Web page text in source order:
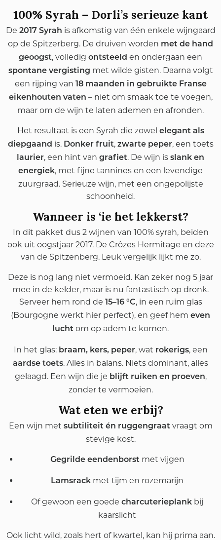
100% Syrah – Dorli’s serieuze kant
De 2017 Syrah is afkomstig van één enkele wijngaard
op de Spitzerberg. De druiven worden met de hand
geoogst, volledig ontsteeld en ondergaan een
spontane vergisting met wilde gisten. Daarna volgt
een rijping van 18 maanden in gebruikte Franse
eikenhouten vaten – niet om smaak toe te voegen,
maar om de wijn te laten ademen en afronden.
Het resultaat is een Syrah die zowel elegant als
diepgaand is. Donker fruit, zwarte peper, een toets
laurier, een hint van grafiet. De wijn is slank en
energiek, met fijne tannines en een levendige
zuurgraad. Serieuze wijn, met een ongepolijste
schoonheid.
Wanneer is ‘ie het lekkerst?
In dit pakket dus 2 wijnen van 100% syrah, beiden
ook uit oogstjaar 2017. De Crôzes Hermitage en deze
van de Spitzenberg. Leuk vergelijk lijkt me zo.
Deze is nog lang niet vermoeid. Kan zeker nog 5 jaar
mee in de kelder, maar is nu fantastisch op dronk.
Serveer hem rond de
15–16 °C, in een ruim glas
(Bourgogne werkt hier perfect), en geef hem even
lucht om op adem te komen.
In het glas: braam, kers, peper, wat rokerigs, een
aardse toets. Alles in balans. Niets dominant, alles
gelaagd. Een wijn die je blijft ruiken en proeven,
zonder te vermoeien.
Wat eten we erbij?
Een wijn met subtiliteit én ruggengraatvraagt om
stevige kost.
Gegrilde eendenborstmet vijgen
Lamsrack met tijm en rozemarijn
Of gewoon een goedecharcuterieplank bij
kaarslicht
Ook licht wild, zoals hert of kwartel, kan hij prima aan.